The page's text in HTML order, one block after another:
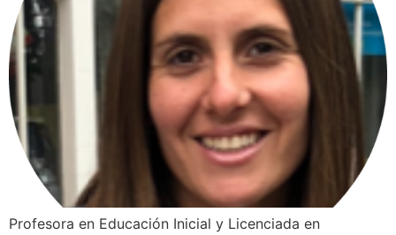
Profesora en Educación Inicial y Licenciada en